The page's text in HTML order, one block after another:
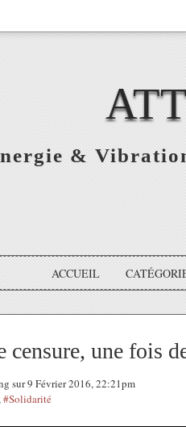
&
ACCUEIL
censure, une fois
sur 9 Février 2016, 22:21pm
#Solidarité